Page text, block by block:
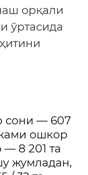
орқали
ўртасида
сони — 607
ошкор
8 201 та
жумладан,